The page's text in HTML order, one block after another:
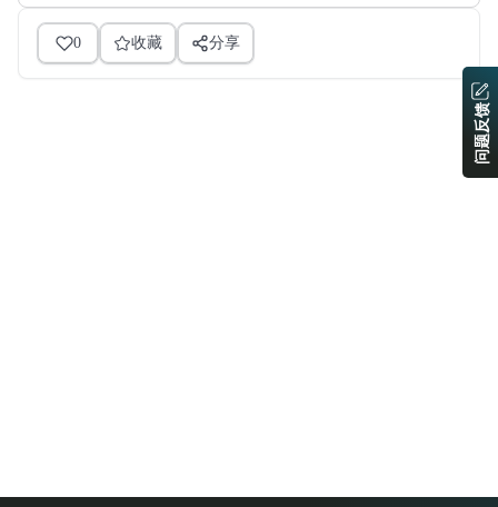
0 收藏 分享
问题反馈